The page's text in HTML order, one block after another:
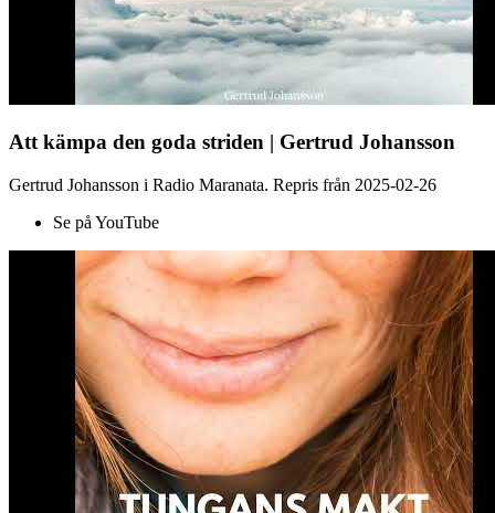
Att kämpa den goda striden | Gertrud Johansson
Gertrud Johansson i Radio Maranata. Repris från 2025-02-26
Se på YouTube